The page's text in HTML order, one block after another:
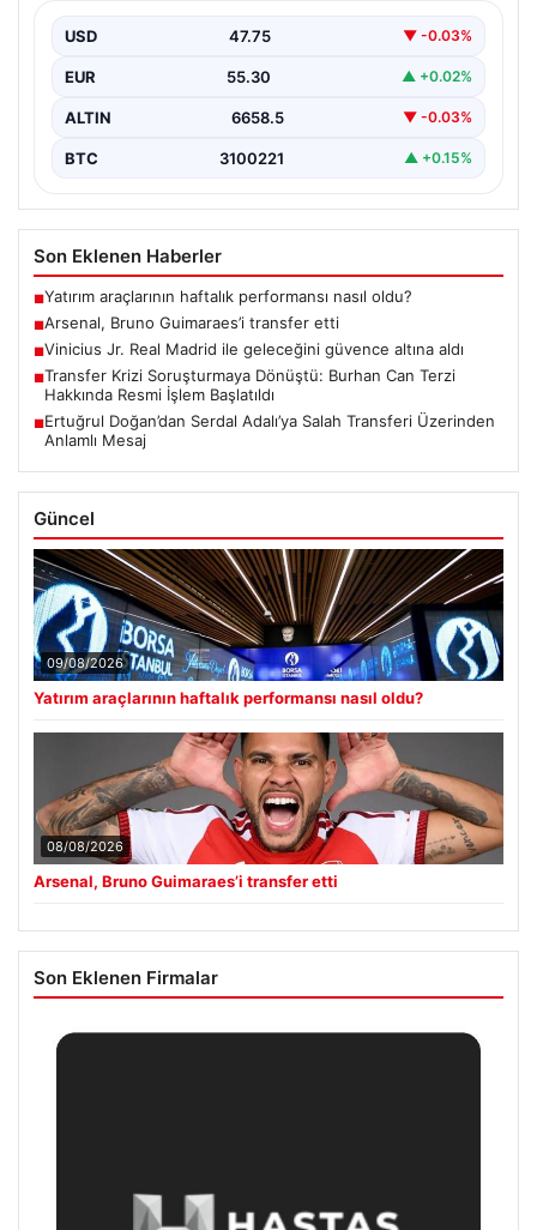
USD 47.75 ▼ -0.03%
EUR 55.30 ▲ +0.02%
ALTIN 6658.5 ▼ -0.03%
BTC 3100221 ▲ +0.15%
Son Eklenen Haberler
■Yatırım araçlarının haftalık performansı nasıl oldu?
■Arsenal, Bruno Guimaraes’i transfer etti
■Vinicius Jr. Real Madrid ile geleceğini güvence altına aldı
■Transfer Krizi Soruşturmaya Dönüştü: Burhan Can Terzi
Hakkında Resmi İşlem Başlatıldı
■Ertuğrul Doğan’dan Serdal Adalı’ya Salah Transferi Üzerinden
Anlamlı Mesaj
Güncel
09/08/2026
Yatırım araçlarının haftalık performansı nasıl oldu?
08/08/2026
Arsenal, Bruno Guimaraes’i transfer etti
Son Eklenen Firmalar